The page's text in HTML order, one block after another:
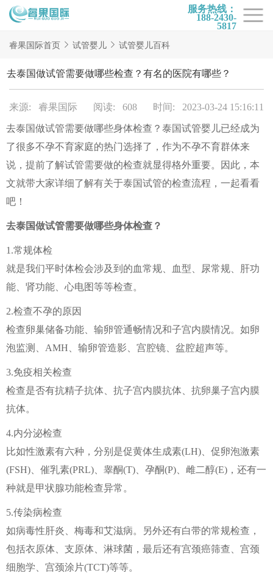
服务热线：
188-2430-
5817
首页
试管项目
试管百科
试管医院
睿果国际
睿果国际首页 试管婴儿 试管婴儿百科
去泰国做试管需要做哪些检查？有名的医院有哪些？
来源: 睿果国际 阅读: 608 时间: 2023-03-24 15:16:11
去泰国做试管需要做哪些身体检查？泰国试管婴儿已经成为
了很多不孕不育家庭的热门选择了，作为不孕不育群体来
说，提前了解试管需要做的检查就显得格外重要。因此，本
文就带大家详细了解有关于泰国试管的检查流程，一起看看
吧！
去泰国做试管需要做哪些身体检查？
1.常规体检
就是我们平时体检会涉及到的血常规、血型、尿常规、肝功
能、肾功能、心电图等等检查。
2.检查不孕的原因
检查卵巢储备功能、输卵管通畅情况和子宫内膜情况。如卵
泡监测、AMH、输卵管造影、宫腔镜、盆腔超声等。
3.免疫相关检查
检查是否有抗精子抗体、抗子宫内膜抗体、抗卵巢子宫内膜
抗体。
4.内分泌检查
比如性激素有六种，分别是促黄体生成素(LH)、促卵泡激素
(FSH)、催乳素(PRL)、睾酮(T)、孕酮(P)、雌二醇(E)，还有一
种就是甲状腺功能检查异常。
5.传染病检查
如病毒性肝炎、梅毒和艾滋病。另外还有白带的常规检查，
包括衣原体、支原体、淋球菌，最后还有宫颈癌筛查、宫颈
细胞学、宫颈涂片(TCT)等等。